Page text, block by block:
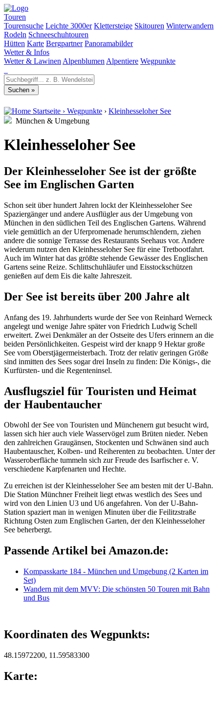
Touren
Tourensuche Leichte 3000er Klettersteige Skitouren Winterwandern
Rodeln Schneeschuhtouren
Hütten Karte Bergpartner Panoramabilder
Wetter & Infos
Wetter & Lawinen Alpenblumen Alpentiere Wegpunkte
Startseite › Wegpunkte › Kleinhesseloher See
München & Umgebung
Kleinhesseloher See
Der Kleinhesseloher See ist der größte
See im Englischen Garten
Schon seit über hundert Jahren lockt der Kleinhesseloher See
Spaziergänger und andere Ausflügler aus der Umgebung von
München in den südlichen Teil des Englischen Gartens. Während
viele gemütlich an der Uferpromenade herumschlendern, ziehen
andere die sonnige Terrasse des Restaurants Seehaus vor. Andere
wiederum nutzen den Kleinhesseloher See für eine Tretbootfahrt.
Auch im Winter hat das größte stehende Gewässer des Englischen
Gartens seine Reize. Schlittschuhläufer und Eisstockschützen
genießen auf dem Eis die kalte Jahreszeit.
Der See ist bereits über 200 Jahre alt
Anfang des 19. Jahrhunderts wurde der See von Reinhard Werneck
angelegt und wenige Jahre später von Friedrich Ludwig Schell
erweitert. Zwei Denkmäler an der Ostseite des Ufers erinnern an die
beiden Persönlichkeiten. Gespeist wird der knapp 9 Hektar große
See vom Oberstjägermeisterbach. Trotz der relativ geringen Größe
sind inmitten des Sees sogar drei Inseln zu finden: Die Königs-, die
Kurfürsten- und die Regenteninsel.
Ausflugsziel für Touristen und Heimat
der Haubentaucher
Obwohl der See von Touristen und Münchenern gut besucht wird,
lassen sich hier auch viele Wasservögel zum Brüten nieder. Neben
den zahlreichen Graugänsen, Stockenten und Schwänen sind auch
Haubentauscher, Kolben- und Reiherenten zu beobachten. Unter der
Wasseroberfläche tummeln sich zur Freude des Isarfischer e. V.
verschiedene Karpfenarten und Hechte.
Zu erreichen ist der Kleinhesseloher See am besten mit der U-Bahn.
Die Station Münchner Freiheit liegt etwas westlich des Sees und
wird von den Linien U3 und U6 angefahren. Von der U-Bahn-
Station spaziert man in wenigen Minuten über die Feilitzstraße
Richtung Osten zum Englischen Garten, der den Kleinhesseloher
See beherbergt.
Passende Artikel bei Amazon.de:
Kompasskarte 184 - München und Umgebung (2 Karten im
Set)
Wandern mit dem MVV: Die schönsten 50 Touren mit Bahn
und Bus
Koordinaten des Wegpunkts:
48.15972200, 11.59583300
Karte: